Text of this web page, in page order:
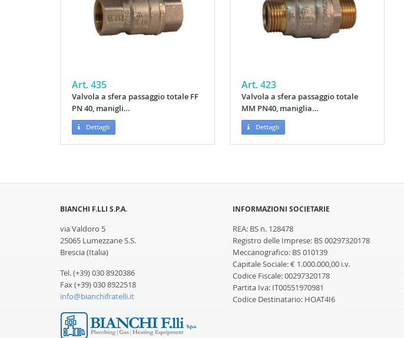
Art. 435
Valvola a sfera passaggio totale FF
PN 40, manigli…
Dettagli
Art. 423
Valvola a sfera passaggio totale
MM PN40, maniglia…
Dettagli
BIANCHI F.LLI S.P.A.
via Valdoro 5
25065 Lumezzane S.S.
Brescia (Italia)
Tel. (+39) 030 8920386
Fax (+39) 030 8922518
info@bianchifratelli.it
INFORMAZIONI SOCIETARIE
REA: BS n. 128478
Registro delle Imprese: BS 00297320178
Meccanografico: BS 010139
Capitale Sociale: € 1.000.000,00 i.v.
Codice Fiscale: 00297320178
Partita Iva: IT00551970981
Codice Destinatario: HOAT4I6